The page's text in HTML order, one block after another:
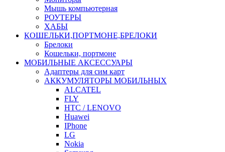
Мышь компьютерная
РОУТЕРЫ
ХАБЫ
КОШЕЛЬКИ,ПОРТМОНЕ,БРЕЛОКИ
Брелоки
Кошельки, портмоне
МОБИЛЬНЫЕ АКСЕССУАРЫ
Адаптеры для сим карт
АККУМУЛЯТОРЫ МОБИЛЬНЫХ
ALCATEL
FLY
HTC / LENOVO
Huawei
IPhone
LG
Nokia